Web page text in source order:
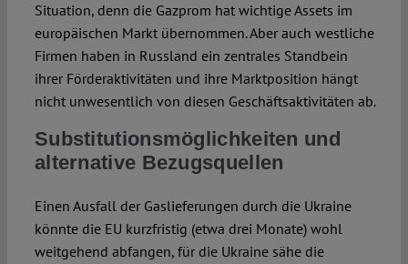
Situation, denn die Gazprom hat wichtige Assets im
europäischen Markt übernommen. Aber auch westliche
Firmen haben in Russland ein zentrales Stand­bein
ihrer Förder­aktivitäten und ihre Marktposition hängt
nicht unwesentlich von diesen Geschäftsaktivitäten ab.
Substitutionsmöglichkeiten und
alternative Bezugsquellen
Einen Ausfall der Gaslieferungen durch die Ukraine
könnte die EU kurz­fristig (etwa drei Monate) wohl
weitgehend abfangen, für die Ukraine sähe die